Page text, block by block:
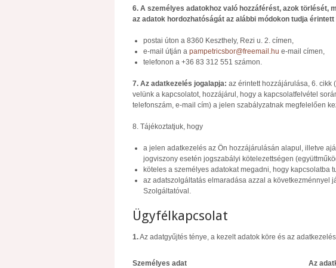
6. A személyes adatokhoz való hozzáférést, azok törlését,
az adatok hordozhatóságát az alábbi módokon tudja
postai úton a 8360 Keszthely, Rezi u. 2. címen,
e-mail útján a pampetricsbor@freemail.hu e-mail címen,
telefonon a +36 83 312 551 számon.
7. Az adatkezelés jogalapja: az érintett hozzájárulása, 6. cikk
velünk a kapcsolatot, hozzájárul, hogy a kapcsolatfelvétel
telefonszám, e-mail cím) a jelen szabályzatnak megfelelően
8. Tájékoztatjuk, hogy
a jelen adatkezelés az Ön hozzájárulásán alapul, illetve
jogviszony esetén jogszabályi kötelezettségen
köteles a személyes adatokat megadni, hogy kapcsolatba
az adatszolgáltatás elmaradása azzal a következménnyel
Szolgáltatóval.
Ügyfélkapcsolat
1.Az adatgyűjtés ténye, a kezelt adatok köre és az
Személyes adat Az